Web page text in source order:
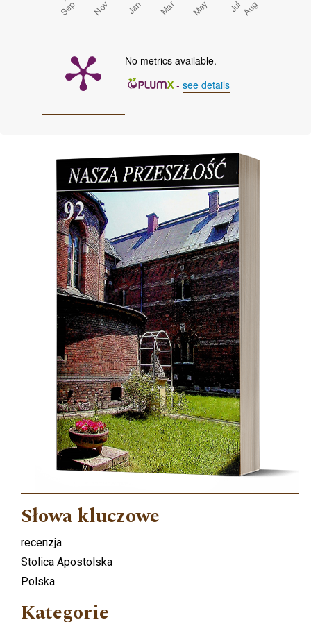
No metrics available.
- see details
Słowa kluczowe
recenzja
Stolica Apostolska
Polska
Kategorie